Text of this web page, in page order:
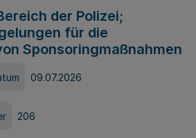
der Polizei;
für die
Sponsoringmaßnahmen
09.07.2026
206